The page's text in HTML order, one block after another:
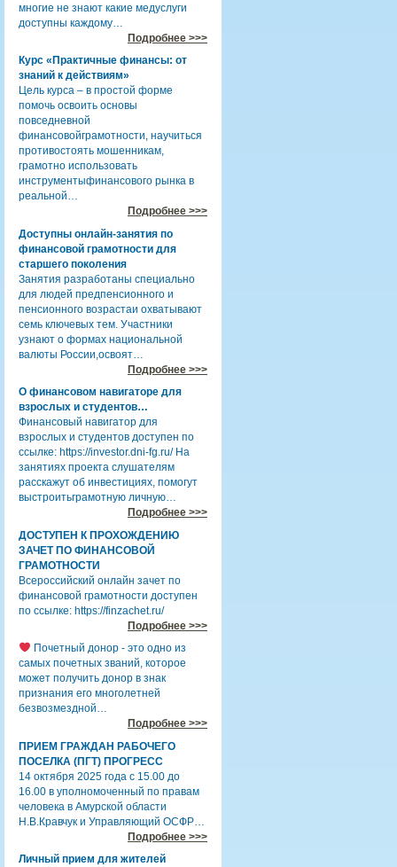
многие не знают какие медуслуги
доступны каждому…
Подробнее >>>
Курс «Практичные финансы: от
знаний к действиям»
Цель курса – в простой форме
помочь освоить основы
повседневной
финансовойграмотности, научиться
противостоять мошенникам,
грамотно использовать
инструментыфинансового рынка в
реальной…
Подробнее >>>
Доступны онлайн-занятия по
финансовой грамотности для
старшего поколения
Занятия разработаны специально
для людей предпенсионного и
пенсионного возрастаи охватывают
семь ключевых тем. Участники
узнают о формах национальной
валюты России,освоят…
Подробнее >>>
О финансовом навигаторе для
взрослых и студентов…
Финансовый навигатор для
взрослых и студентов доступен по
ссылке: https://investor.dni-fg.ru/ На
занятиях проекта слушателям
расскажут об инвестициях, помогут
выстроитьграмотную личную…
Подробнее >>>
ДОСТУПЕН К ПРОХОЖДЕНИЮ
ЗАЧЕТ ПО ФИНАНСОВОЙ
ГРАМОТНОСТИ
Всероссийский онлайн зачет по
финансовой грамотности доступен
по ссылке: https://finzachet.ru/
Подробнее >>>
Почетный донор - это одно из
самых почетных званий, которое
может получить донор в знак
признания его многолетней
безвозмездной…
Подробнее >>>
ПРИЕМ ГРАЖДАН РАБОЧЕГО
ПОСЕЛКА (ПГТ) ПРОГРЕСС
14 октября 2025 года с 15.00 до
16.00 в уполномоченный по правам
человека в Амурской области
Н.В.Кравчук и Управляющий ОСФР…
Подробнее >>>
Личный прием для жителей